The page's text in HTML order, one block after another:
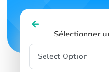
Sélectionner